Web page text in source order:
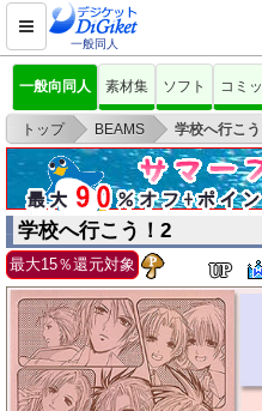
一般同人
一般向同人 素材集 ソフト コミ
トップ > BEAMS > 学校へ行こ
学校へ行こう！2
最大15％還元対象